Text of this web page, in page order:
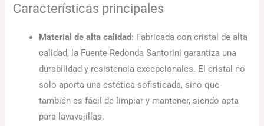
Características principales
Material de alta calidad: Fabricada con cristal de alta
calidad, la Fuente Redonda Santorini garantiza una
durabilidad y resistencia excepcionales. El cristal no
solo aporta una estética sofisticada, sino que
también es fácil de limpiar y mantener, siendo apta
para lavavajillas.